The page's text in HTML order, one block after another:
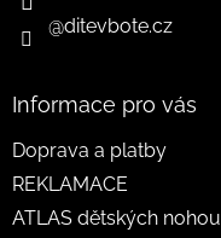
@ditevbote.cz
Informace pro vás
Doprava a platby
REKLAMACE
ATLAS dětských nohou